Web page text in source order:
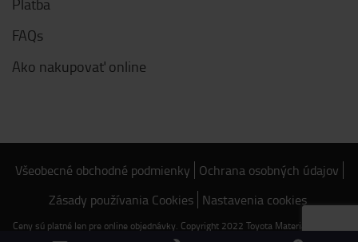
Platba
FAQs
Ako nakupovať online
Všeobecné obchodné podmienky Ochrana osobných údajov
Zásady používania Cookies Nastavenia cookies
Ceny sú platné len pre online objednávky. Copyright 2022 Toyota Material Handling